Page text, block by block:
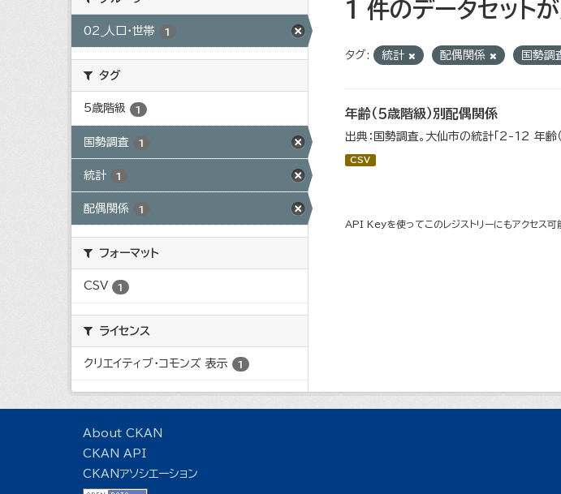
02_人口・世帯 1
タグ
5歳階級 1
国勢調査 1
統計 1
配偶関係 1
フォーマット
CSV 1
ライセンス
クリエイティブ・コモンズ 表示 1
1 件のデータセット
タグ: 統計 配偶関係 国勢調
年齢（５歳階級）別配偶関係
出典：国勢調査。大仙市の統計「2-12 年齢
CSV
API Keyを使ってこのレジストリーにもアクセス可
About CKAN
CKAN API
CKANアソシエーション